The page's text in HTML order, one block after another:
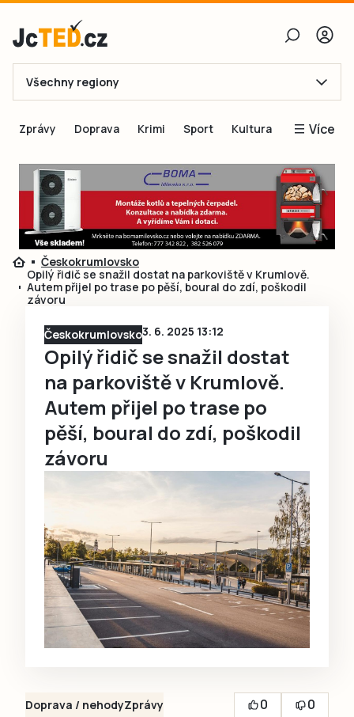
E-mail
Obnovit heslo
Přihlásit se
Přihlásit se přes Facebook
Ještě nemám účet, chci se
Registrovat
Všechny regiony
Zprávy Doprava Krimi Sport Kultura Více
Blogy
Inspirace
Čtenáři píší
Speciální přílohy
Českokrumlovsko
Opilý řidič se snažil dostat na parkoviště v Krumlově.
Autem přijel po trase po pěší, boural do zdí, poškodil
závoru
Českokrumlovsko3. 6. 2025 13:12
Opilý řidič se snažil dostat
na parkoviště v Krumlově.
Autem přijel po trase po
pěší, boural do zdí, poškodil
závoru
Doprava / nehodyZprávy 0
0